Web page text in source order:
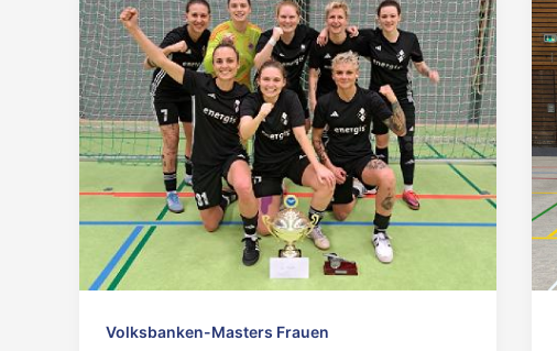
Volksbanken-Masters Frauen